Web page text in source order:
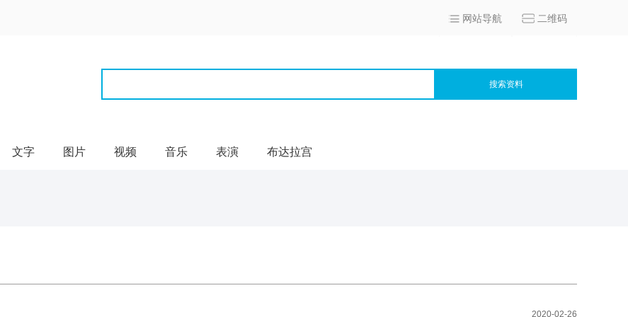
网站导航 二维码
搜索资料
文字 图片 视频 音乐 表演 布达拉宫
2020-02-26